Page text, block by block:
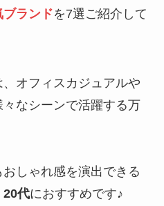
ブランドを7選ご紹介して
オフィスカジュアルや
なシーンで活躍する万
しゃれ感を演出できる
20代におすすめです♪